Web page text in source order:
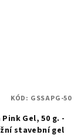
Gel, 50 g. -
stavební gel
KÓD: GSSAPG-50